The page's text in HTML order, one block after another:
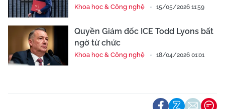
Khoa học & Công nghệ 15/05/2026 11:59
Quyền Giám đốc ICE Todd Lyons bất
ngờ từ chức
Khoa học & Công nghệ 18/04/2026 01:01